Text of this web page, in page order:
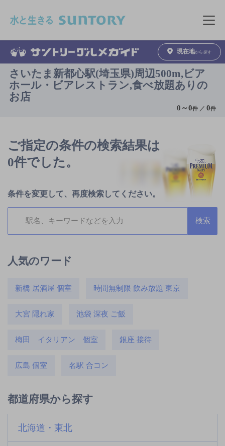
メニュ
現在地から探す
さいたま新都心駅(埼玉県)周辺500m,ビア
ホール・ビアレストラン,食べ放題ありの
お店
0 ～0件 ／0件
ご指定の条件の検索結果は
0件でした。
条件を変更して、再度検索してください。
人気のワード
新橋 居酒屋 個室 時間無制限 飲み放題 東京
大宮 隠れ家 池袋 深夜 ご飯
梅田 イタリアン 個室 銀座 接待
広島 個室 名駅 合コン
都道府県から探す
北海道・東北